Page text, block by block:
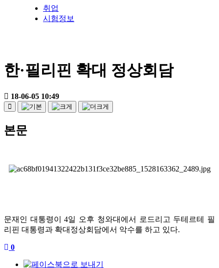
취업
시험정보
한·필리핀 확대 정상회담
18-06-05 10:49
본문
문재인 대통령이 4일 오후 청와대에서 로드리고 두테르테 필
리핀 대통령과 확대정상회담에서 악수를 하고 있다.
0